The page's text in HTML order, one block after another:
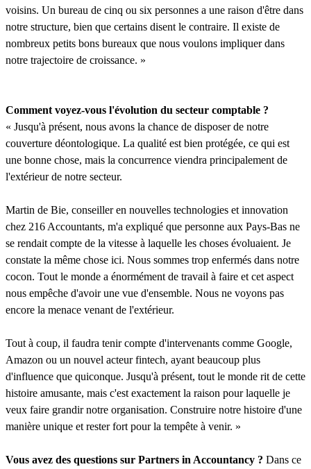
voisins. Un bureau de cinq ou six personnes a une raison d'être dans
notre structure, bien que certains disent le contraire. Il existe de
nombreux petits bons bureaux que nous voulons impliquer dans
notre trajectoire de croissance. »
Comment voyez-vous l'évolution du secteur comptable ?
« Jusqu'à présent, nous avons la chance de disposer de notre
couverture déontologique. La qualité est bien protégée, ce qui est
une bonne chose, mais la concurrence viendra principalement de
l'extérieur de notre secteur.
Martin de Bie, conseiller en nouvelles technologies et innovation
chez 216 Accountants, m'a expliqué que personne aux Pays-Bas ne
se rendait compte de la vitesse à laquelle les choses évoluaient. Je
constate la même chose ici. Nous sommes trop enfermés dans notre
cocon. Tout le monde a énormément de travail à faire et cet aspect
nous empêche d'avoir une vue d'ensemble. Nous ne voyons pas
encore la menace venant de l'extérieur.
Tout à coup, il faudra tenir compte d'intervenants comme Google,
Amazon ou un nouvel acteur fintech, ayant beaucoup plus
d'influence que quiconque. Jusqu'à présent, tout le monde rit de cette
histoire amusante, mais c'est exactement la raison pour laquelle je
veux faire grandir notre organisation. Construire notre histoire d'une
manière unique et rester fort pour la tempête à venir. »
Vous avez des questions sur Partners in Accountancy ? Dans ce